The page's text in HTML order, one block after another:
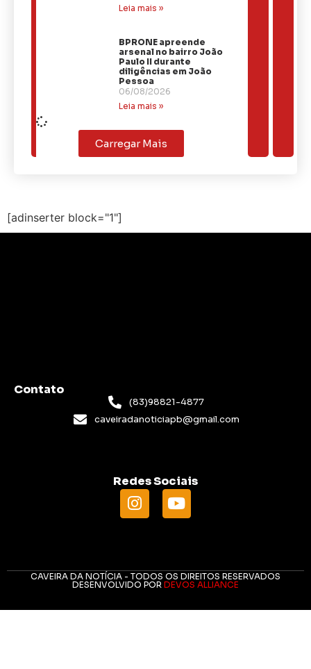
Leia mais »
BPRONE apreende
arsenal no bairro João
Paulo II durante
diligências em João
Pessoa
06/08/2026
Leia mais »
Carregar Mais
[adinserter block="1"]
Contato
(83)98821-4877
caveiradanoticiapb@gmail.com
Redes Sociais
CAVEIRA DA NOTÍCIA - TODOS OS DIREITOS RESERVADOS
DESENVOLVIDO POR DEVOS ALLIANCE